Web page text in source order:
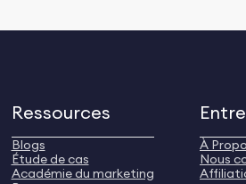
Ressources
Blogs
Étude de cas
Académie du marketing
À
Nous